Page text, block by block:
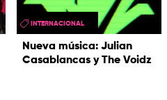
Nueva música: Julian
Casablancas y The Voidz
INTERNACIONAL